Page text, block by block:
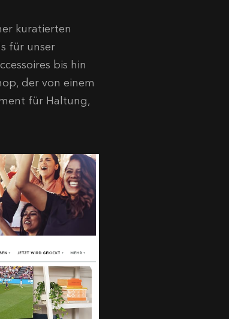
kuratierten
für unser
bis hin
der von einem
für Haltung,